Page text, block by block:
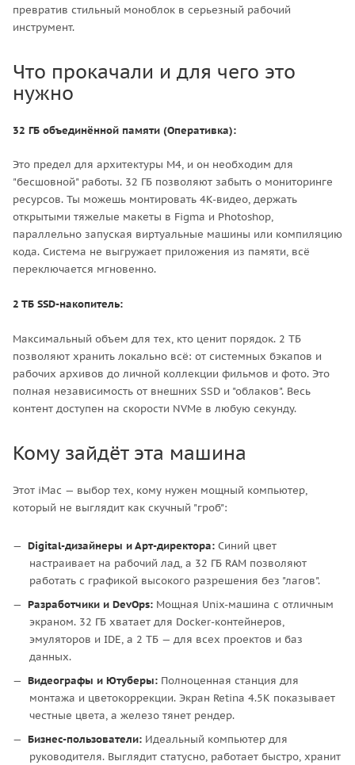
превратив стильный моноблок в серьезный рабочий
инструмент.
Что прокачали и для чего это
нужно
32 ГБ объединённой памяти (Оперативка):
Это предел для архитектуры M4, и он необходим для
"бесшовной" работы. 32 ГБ позволяют забыть о мониторинге
ресурсов. Ты можешь монтировать 4K-видео, держать
открытыми тяжелые макеты в Figma и Photoshop,
параллельно запуская виртуальные машины или компиляцию
кода. Система не выгружает приложения из памяти, всё
переключается мгновенно.
2 ТБ SSD-накопитель:
Максимальный объем для тех, кто ценит порядок. 2 ТБ
позволяют хранить локально всё: от системных бэкапов и
рабочих архивов до личной коллекции фильмов и фото. Это
полная независимость от внешних SSD и "облаков". Весь
контент доступен на скорости NVMe в любую секунду.
Кому зайдёт эта машина
Этот iMac — выбор тех, кому нужен мощный компьютер,
который не выглядит как скучный "гроб":
Digital-дизайнеры и Арт-директора: Синий цвет
настраивает на рабочий лад, а 32 ГБ RAM позволяют
работать с графикой высокого разрешения без "лагов".
Разработчики и DevOps: Мощная Unix-машина с отличным
экраном. 32 ГБ хватает для Docker-контейнеров,
эмуляторов и IDE, а 2 ТБ — для всех проектов и баз
данных.
Видеографы и Ютуберы: Полноценная станция для
монтажа и цветокоррекции. Экран Retina 4.5K показывает
честные цвета, а железо тянет рендер.
Бизнес-пользователи: Идеальный компьютер для
руководителя. Выглядит статусно, работает быстро, хранит